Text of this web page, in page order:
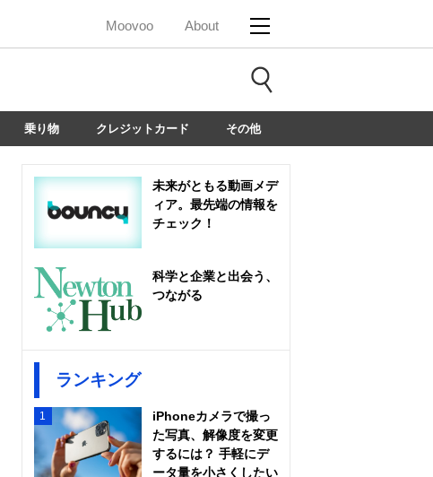
Moovoo About
乗り物 クレジットカード その他
未来がともる動画メデ
ィア。最先端の情報を
チェック！
科学と企業と出会う、
つながる
ランキング
1
iPhoneカメラで撮っ
た写真、解像度を変更
するには？ 手軽にデ
ータ量を小さくしたい